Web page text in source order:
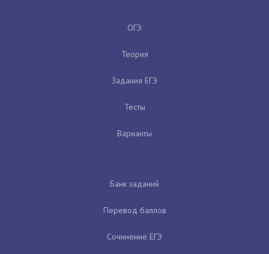
ОГЭ
Теория
Задания ЕГЭ
Тесты
Варианты
Банк заданий
Перевод баллов
Сочинение ЕГЭ